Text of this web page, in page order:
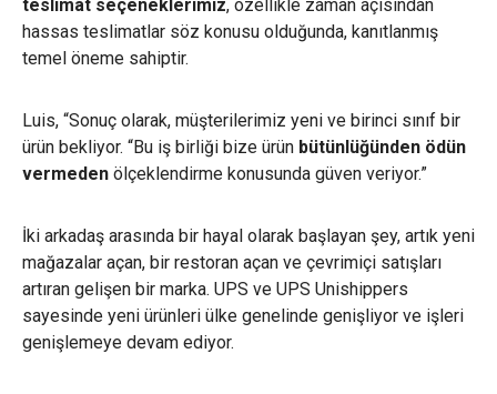
teslimat seçeneklerimiz, özellikle zaman açısından
hassas teslimatlar söz konusu olduğunda, kanıtlanmış
temel öneme sahiptir.
Luis, “Sonuç olarak, müşterilerimiz yeni ve birinci sınıf bir
ürün bekliyor. “Bu iş birliği bize ürün bütünlüğünden ödün
vermeden ölçeklendirme konusunda güven veriyor.”
İki arkadaş arasında bir hayal olarak başlayan şey, artık yeni
mağazalar açan, bir restoran açan ve çevrimiçi satışları
artıran gelişen bir marka. UPS ve UPS Unishippers
sayesinde yeni ürünleri ülke genelinde genişliyor ve işleri
genişlemeye devam ediyor.